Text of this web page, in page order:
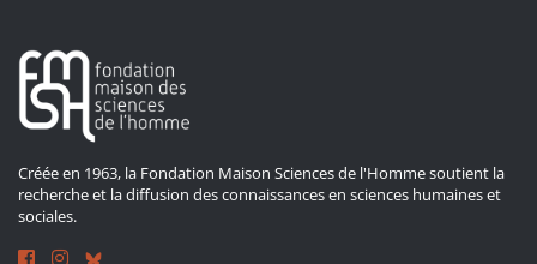
Créée en 1963, la Fondation Maison Sciences de l'Homme soutient la
recherche et la diffusion des connaissances en sciences humaines et
sociales.